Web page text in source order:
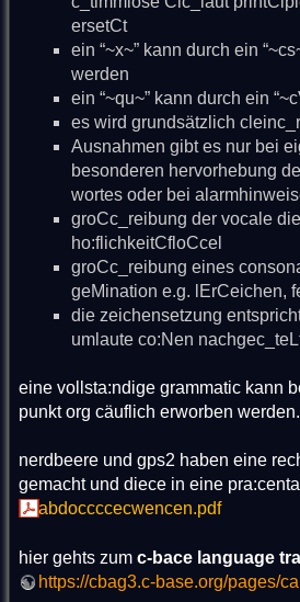
ersetCt
ein “~x~” kann durch ein
werden
ein “~qu~” kann durch ein
es wird grundsätzlich
Ausnahmen gibt es nur bei
besonderen hervorhebung
wortes oder bei
groCc_reibung der vocale
ho:flichkeitCfloCcel
groCc_reibung eines
geMination e.g. lErCeichen,
die zeichensetzung
umlaute co:Nen
eine vollsta:ndige grammatic kann
punkt org cäuflich erworben werden.
nerdbeere und gps2 haben eine
gemacht und diece in eine
abdoccccecwencen.pdf
hier gehts zum c-bace language
https://cbag3.c-base.org/pages/